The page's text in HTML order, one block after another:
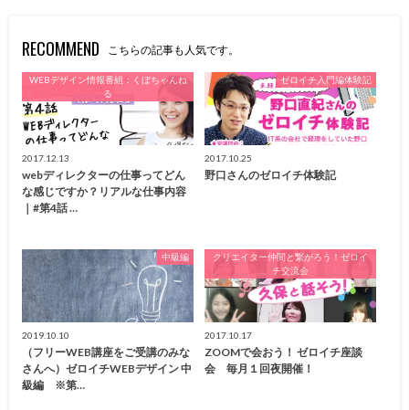
RECOMMEND こちらの記事も人気です。
WEBデザイン情報番組：くぼちゃんね
る
2017.12.13
webディレクターの仕事ってどん
な感じですか？リアルな仕事内容
｜#第4話 …
ゼロイチ入門編体験記
2017.10.25
野口さんのゼロイチ体験記
中級編
2019.10.10
（フリーWEB講座をご受講のみな
さんへ）ゼロイチWEBデザイン 中
級編 ※第…
クリエイター仲間と繋がろう！ゼロイ
チ交流会
2017.10.17
ZOOMで会おう！ ゼロイチ座談
会 毎月１回夜開催！